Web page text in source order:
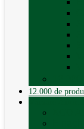
12.000 de